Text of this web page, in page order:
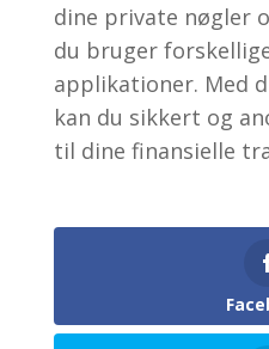
dine private nøgler
du bruger
applikationer. Med
kan du sikkert og
til dine finansielle